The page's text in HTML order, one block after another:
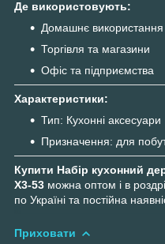
Де використовують:
Домашнє використання
Торгівля та магазини
Офіс та підприємства
Характеристики:
Тип: Кухонні аксесуари
Призначення: для
Купити Набір кухонний
Х3-53 можна оптом і в
по Україні та постійна
Приховати